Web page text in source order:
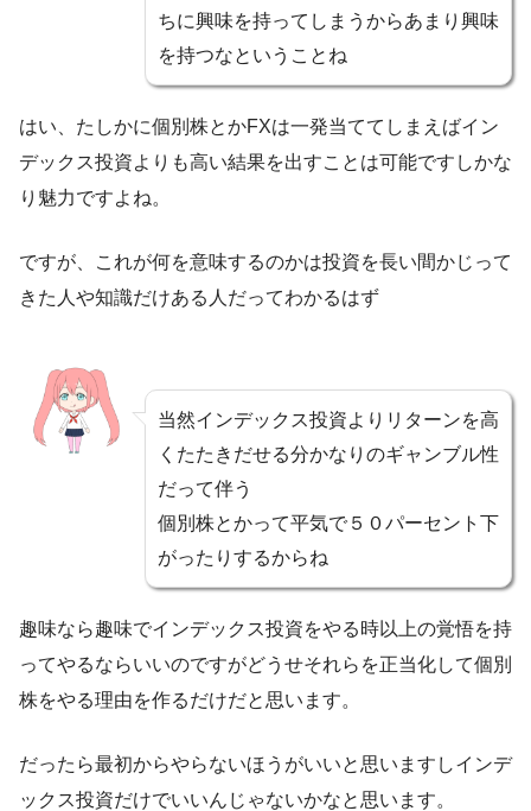
ちに興味を持ってしまうからあまり興味
を持つなということね
はい、たしかに個別株とかFXは一発当ててしまえばイン
デックス投資よりも高い結果を出すことは可能ですしかな
り魅力ですよね。
ですが、これが何を意味するのかは投資を長い間かじって
きた人や知識だけある人だってわかるはず
当然インデックス投資よりリターンを高
くたたきだせる分かなりのギャンブル性
だって伴う
個別株とかって平気で５０パーセント下
がったりするからね
趣味なら趣味でインデックス投資をやる時以上の覚悟を持
ってやるならいいのですがどうせそれらを正当化して個別
株をやる理由を作るだけだと思います。
だったら最初からやらないほうがいいと思いますしインデ
ックス投資だけでいいんじゃないかなと思います。